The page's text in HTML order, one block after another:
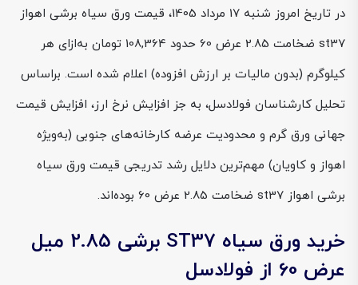
در تاریخ امروز شنبه 17 مرداد 1405، قیمت ورق سیاه برشی اهواز
st37 ضخامت 2.85 عرض 60 حدود 108,364 تومان به‌ازای هر
کیلوگرم (بدون مالیات بر ارزش افزوده) اعلام شده است. براساس
تحلیل کارشناسان فولادسل، به جز افزایش نرخ ارز، افزایش قیمت
جهانی ورق گرم و محدودیت عرضه کارخانه‌های جنوبی (به‌ویژه
اهواز و کاویان) مهم‌ترین دلایل رشد تدریجی قیمت ورق سیاه
برشی اهواز st37 ضخامت 2.85 عرض 60 بوده‌اند.
خرید ورق سیاه ST37 برشی 2.85 میل
عرض 60 از فولادسل